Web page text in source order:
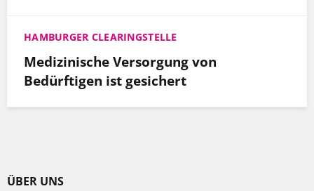
HAMBURGER CLEARINGSTELLE
Medizinische Versorgung von
Bedürftigen ist gesichert
ÜBER UNS